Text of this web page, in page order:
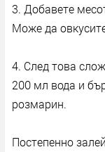
3. Добавете
Може да
4. След това
200 мл вода и
розмарин.
Постепенно